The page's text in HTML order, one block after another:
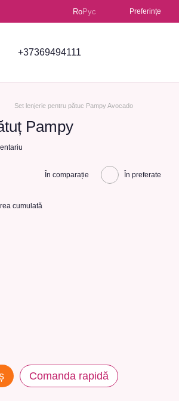
RoРус Preferințe
+37369494111
Set lenjerie pentru pătuc Pampy Avocado
Pampy
În comparație În preferate
cumulată
Comanda rapidă